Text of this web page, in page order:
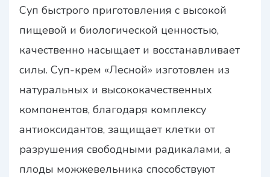
Суп быстрого приготовления с высокой
пищевой и биологической ценностью,
качественно насыщает и восстанавливает
силы. Суп-крем «Лесной» изготовлен из
натуральных и высококачественных
компонентов, благодаря комплексу
антиоксидантов, защищает клетки от
разрушения свободными радикалами, а
плоды можжевельника способствуют